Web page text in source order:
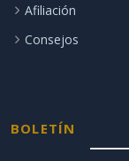
Afiliación
Consejos
BOLETÍN